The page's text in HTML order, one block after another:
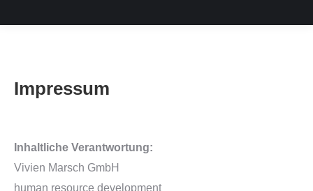
Impressum
Inhaltliche Verantwortung:
Vivien Marsch GmbH
human resource development